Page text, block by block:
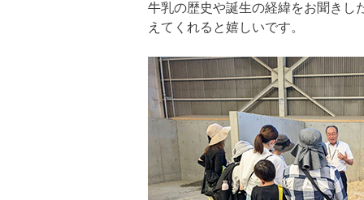
牛乳の歴史や誕生の経緯をお聞きし
えてくれると嬉しいです。